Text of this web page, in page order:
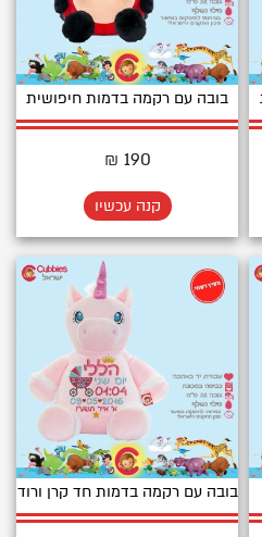
בובה עם רקמה בדמות חיפושית
190 ₪
קנה עכשיו
בובה עם רקמה בדמות חד קרן ורוד